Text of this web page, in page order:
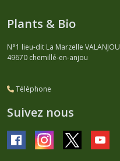
Plants & Bio
N°1 lieu-dit La Marzelle VALANJOU
49670 chemillé-en-anjou
Téléphone
Suivez nous